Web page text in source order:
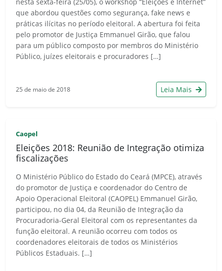
que abordou questões como segurança, fake news e
práticas ilícitas no período eleitoral. A abertura foi feita
pelo promotor de Justiça Emmanuel Girão, que falou
para um público composto por membros do Ministério
Público, juízes eleitorais e procuradores […]
25 de maio de 2018 Leia Mais
Caopel
Eleições 2018: Reunião de Integração otimiza
fiscalizações
O Ministério Público do Estado do Ceará (MPCE), através
do promotor de Justiça e coordenador do Centro de
Apoio Operacional Eleitoral (CAOPEL) Emmanuel Girão,
participou, no dia 04, da Reunião de Integração da
Procuradoria-Geral Eleitoral com os representantes da
função eleitoral. A reunião ocorreu com todos os
coordenadores eleitorais de todos os Ministérios
Públicos Estaduais. […]